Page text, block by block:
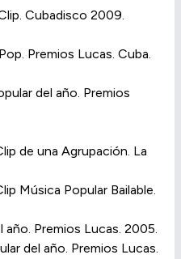
Cubadisco 2009.
Premios Lucas. Cuba.
del año. Premios
de una Agrupación. La
Música Popular Bailable.
Premios Lucas. 2005.
del año. Premios Lucas.